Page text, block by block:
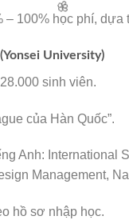
🌸
– 100% học phí, dựa
University)
sinh viên.
của Hàn Quốc”.
Anh: International
Management,
hồ sơ nhập học.